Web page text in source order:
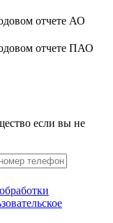
отчете АО
отчете ПАО
если вы не